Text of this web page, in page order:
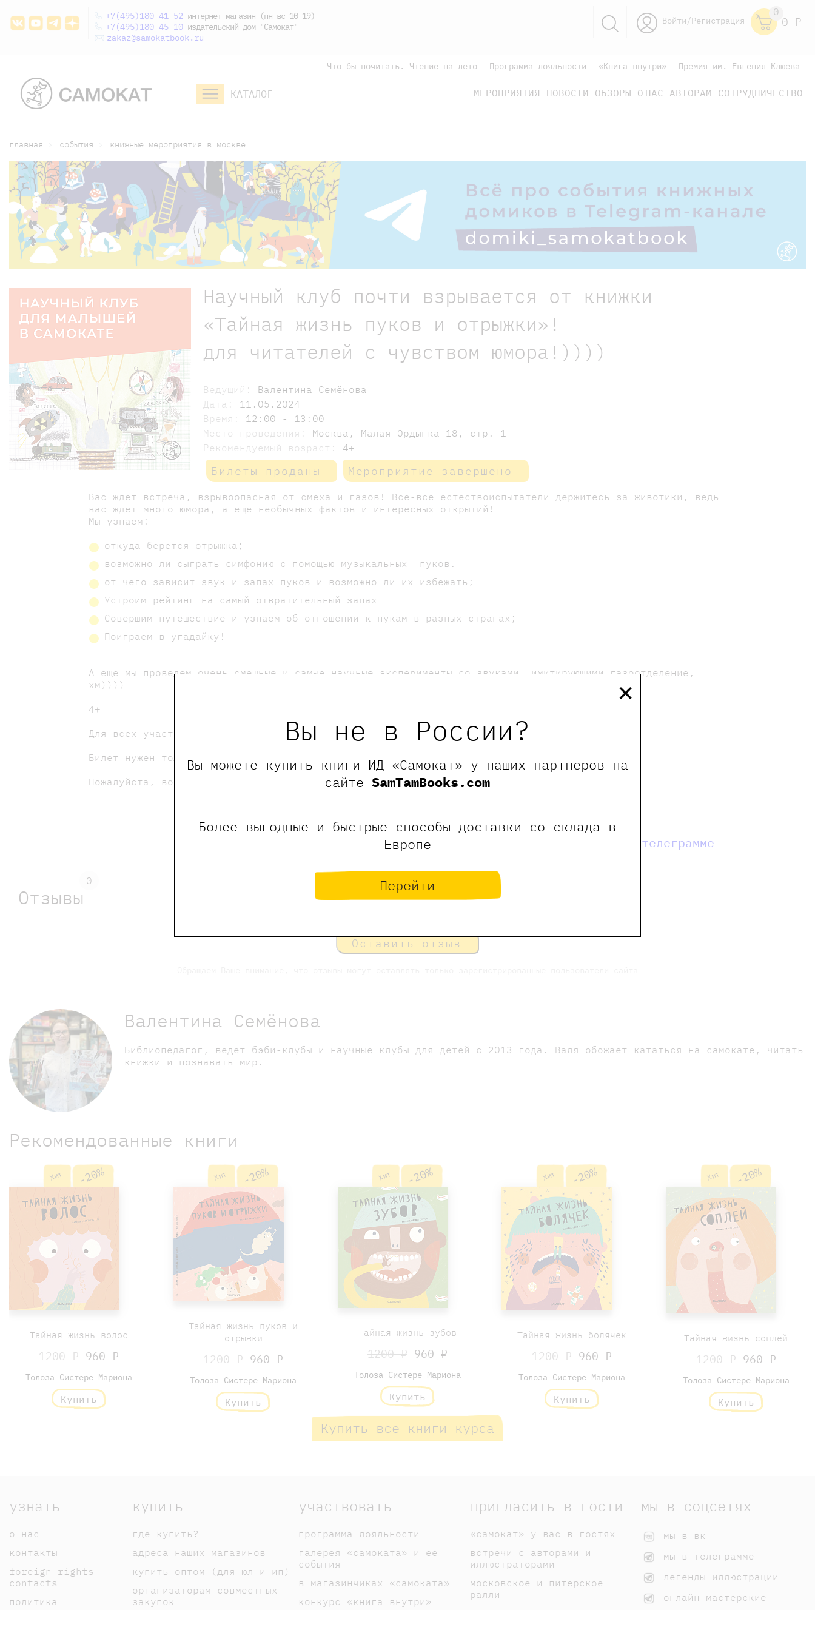
Вы не в России?
Вы можете купить книги ИД «Самокат» у наших партнеров на
сайтеSamTamBooks.com
Более выгодные и быстрые способы доставки со склада в
Европе
Перейти
×
+7(495)180-41-52 интернет-магазин (пн-вс 10-19)
+7(495)180-45-10 издательский дом "Самокат"
zakaz@samokatbook.ru
Войти/Регистрация
0
0 Р
Что бы почитать. Чтение на лето Программа лояльности «Книга внутри» Премия им. Евгения Клюева
КАТАЛОГ МЕРОПРИЯТИЯ НОВОСТИ ОБЗОРЫ О НАС АВТОРАМ СОТРУДНИЧЕСТВО
дошкольникам
главная события книжные мероприятия в москве
Научный клуб почти взрывается от книжки
«Тайная жизнь пуков и отрыжки»!
для читателей с чувством юмора!))))
Ведущий: Валентина Семёнова
Дата: 11.05.2024
Время: 12:00 - 13:00
Место проведения: Москва, Малая Ордынка 18, стр. 1
Рекомендуемый возраст: 4+
Билеты проданы Мероприятие завершено
Вас ждет встреча, взрывоопасная от смеха и газов! Все-все естествоиспытатели держитесь за животики, ведь
вас ждёт много юмора, а еще необычных фактов и интересных открытий!
Мы узнаем:
откуда берется отрыжка;
возможно ли сыграть симфонию с помощью музыкальных пуков.
от чего зависит звук и запах пуков и возможно ли их избежать;
Устроим рейтинг на самый отвратительный запах
Совершим путешествие и узнаем об отношении к пукам в разных странах;
Поиграем в угадайку!
А еще мы проведем очень смешные и самые научные эксперименты со звуками, имитирующими газоотделение,
хм))))
4+
Для всех участников скидка на все книжки серии, включая новинки - 20%.
Билет нужен только для ребёнка, а взрослые могут повеселиться за компанию без билета)
Пожалуйста, возьмите с собой сменную обувь.
мы в телеграмме
Отзывы
0
Оставить отзыв
Валентина Семёнова
Библиопедагог, ведёт бэби-клубы и научные клубы для детей с 2013 года. Валя обожает кататься на самокате, читать
книжки и познавать мир.
Рекомендованные книги
Хит -20%
Тайная жизнь волос
1200 ₽ 960 ₽
Толоза Систере Мариона
Купить
Хит -20%
Тайная жизнь пуков и
отрыжки
1200 ₽ 960 ₽
Толоза Систере Мариона
Купить
Хит -20%
Тайная жизнь зубов
1200 ₽960 ₽
Толоза Систере Мариона
Купить
Хит -20%
Тайная жизнь болячек
1200 ₽ 960 ₽
Толоза Систере Мариона
Купить
Хит -20%
Тайная жизнь соплей
1200 ₽ 960 ₽
Толоза Систере Мариона
Купить
Купить все книги курса
узнать
о нас
контакты
foreign rights
contacts
политика
купить
где купить?
адреса наших магазинов
купить оптом (для юл и ип)
организаторам совместных
закупок
участвовать
программа лояльности
галерея «самоката» и ее
события
в магазинчиках «самоката»
конкурс «книга внутри»
пригласить в гости
«самокат» у вас в гостях
встречи с авторами и
иллюстраторами
московское и питерское
ралли
мы в соцсетях
мы в вк
мы в телеграмме
легенды иллюстрации
онлайн-мастерские